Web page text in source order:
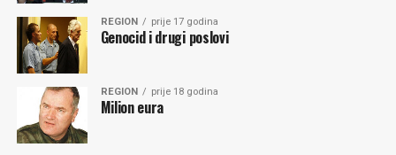
REGION prije 17 godina
Genocid i drugi poslovi
REGION prije 18 godina
Milion eura